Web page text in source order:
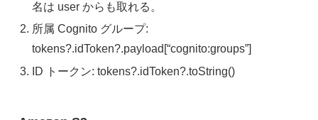
名は user からも取れる。
所属 Cognito グループ:
tokens?.idToken?.payload[“cognito:groups”]
ID トークン: tokens?.idToken?.toString()